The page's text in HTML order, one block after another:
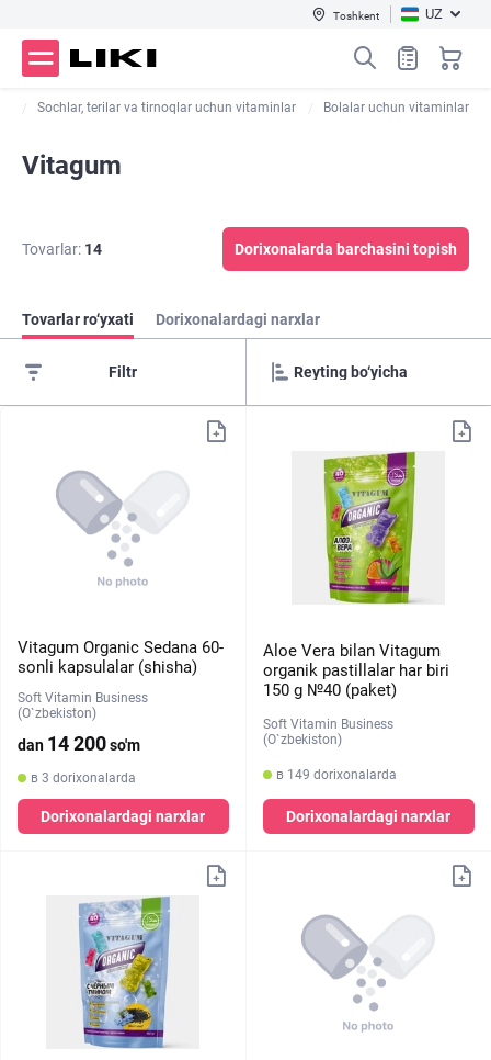
Toshkent UZ
Sochlar, terilar va tirnoqlar uchun vitaminlar Bolalar uchun vitaminlar
Vitagum
Tovarlar: 14 Dorixonalarda barchasini topish
Tovarlar ro‘yxati Dorixonalardagi narxlar
Filtr
Vitagum Organic Sedana 60-
sonli kapsulalar (shisha)
Soft Vitamin Business
(O`zbekiston)
dan 14 200so'm
в 3 dorixonalarda
Dorixonalardagi narxlar
Aloe Vera bilan Vitagum
organik pastillalar har biri
150 g №40 (paket)
Soft Vitamin Business
(O`zbekiston)
в 149 dorixonalarda
Dorixonalardagi narxlar